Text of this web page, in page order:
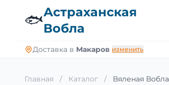
🐟Астраханская
Вобла
Доставка в Макаров изменить
Главная / Каталог / Вяленая Вобла